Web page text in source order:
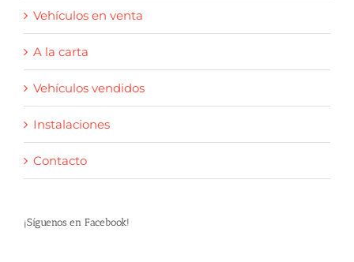
Vehículos en venta
A la carta
Vehículos vendidos
Instalaciones
Contacto
¡Síguenos en Facebook!